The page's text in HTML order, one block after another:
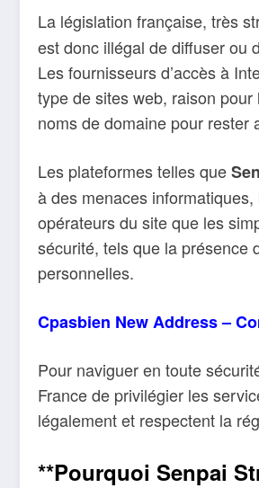
La législation française, très
est donc illégal de diffuser ou
Les fournisseurs d’accès à
type de sites web, raison
noms de domaine pour rester
Les plateformes telles que
à des menaces
opérateurs du site que les
sécurité, tels que la présence
personnelles.
Cpasbien New Address –
Pour naviguer en toute
France de privilégier les
légalement et respectent la
**Pourquoi Senpai